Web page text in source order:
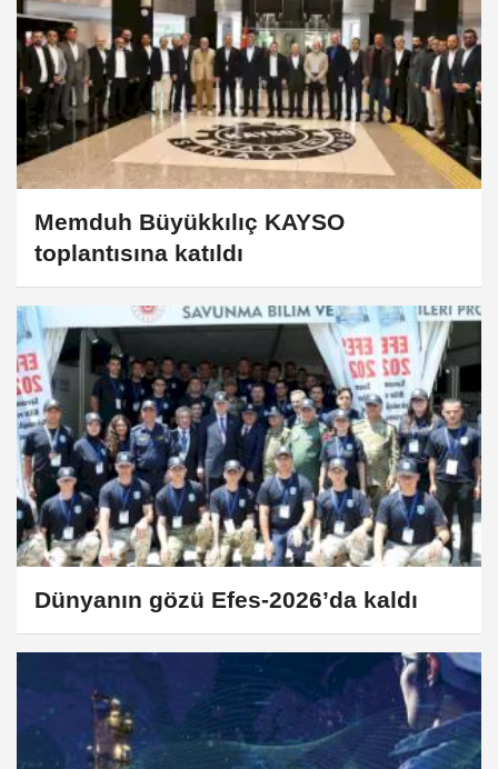
Memduh Büyükkılıç KAYSO
toplantısına katıldı
Dünyanın gözü Efes-2026’da kaldı